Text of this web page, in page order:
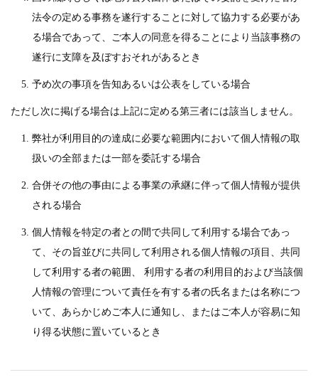
法令の定める事務を遂行することに対して協力する必要があ
る場合であって、ご本人の同意を得ることにより当該事務の
遂行に支障を及ぼすおそれがあるとき
予め次の事項を告知あるいは公表をしている場合
ただし次に掲げる場合は上記に定める第三者には該当しません。
弊社が利用目的の達成に必要な範囲内において個人情報の取
扱いの全部または一部を委託する場合
合併その他の事由による事業の承継に伴って個人情報が提供
される場合
個人情報を特定の者との間で共同して利用する場合であっ
て、その旨並びに共同して利用される個人情報の項目、共同
して利用する者の範囲、 利用する者の利用目的および当該個
人情報の管理について責任を有する者の氏名または名称につ
いて、あらかじめご本人に通知し、またはご本人が容易に知
り得る状態に置いているとき